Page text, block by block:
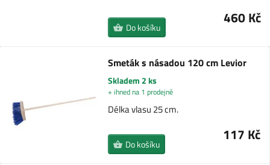
460 Kč
Do košíku
Smeták s násadou 120 cm Levior
Skladem 2 ks
+ ihned na 1 prodejně
Délka vlasu 25 cm.
117 Kč
Do košíku